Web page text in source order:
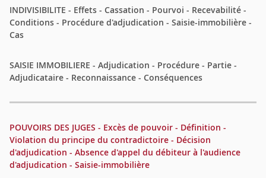
INDIVISIBILITE - Effets - Cassation - Pourvoi - Recevabilité -
Conditions - Procédure d'adjudication - Saisie-immobilière -
Cas
SAISIE IMMOBILIERE - Adjudication - Procédure - Partie -
Adjudicataire - Reconnaissance - Conséquences
POUVOIRS DES JUGES - Excès de pouvoir - Définition -
Violation du principe du contradictoire - Décision
d'adjudication - Absence d'appel du débiteur à l'audience
d'adjudication - Saisie-immobilière